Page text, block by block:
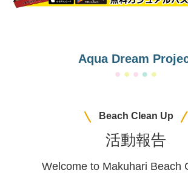
Aqua Dream
Beach Clean Up
活動報告
Welcome to Makuhari Beach